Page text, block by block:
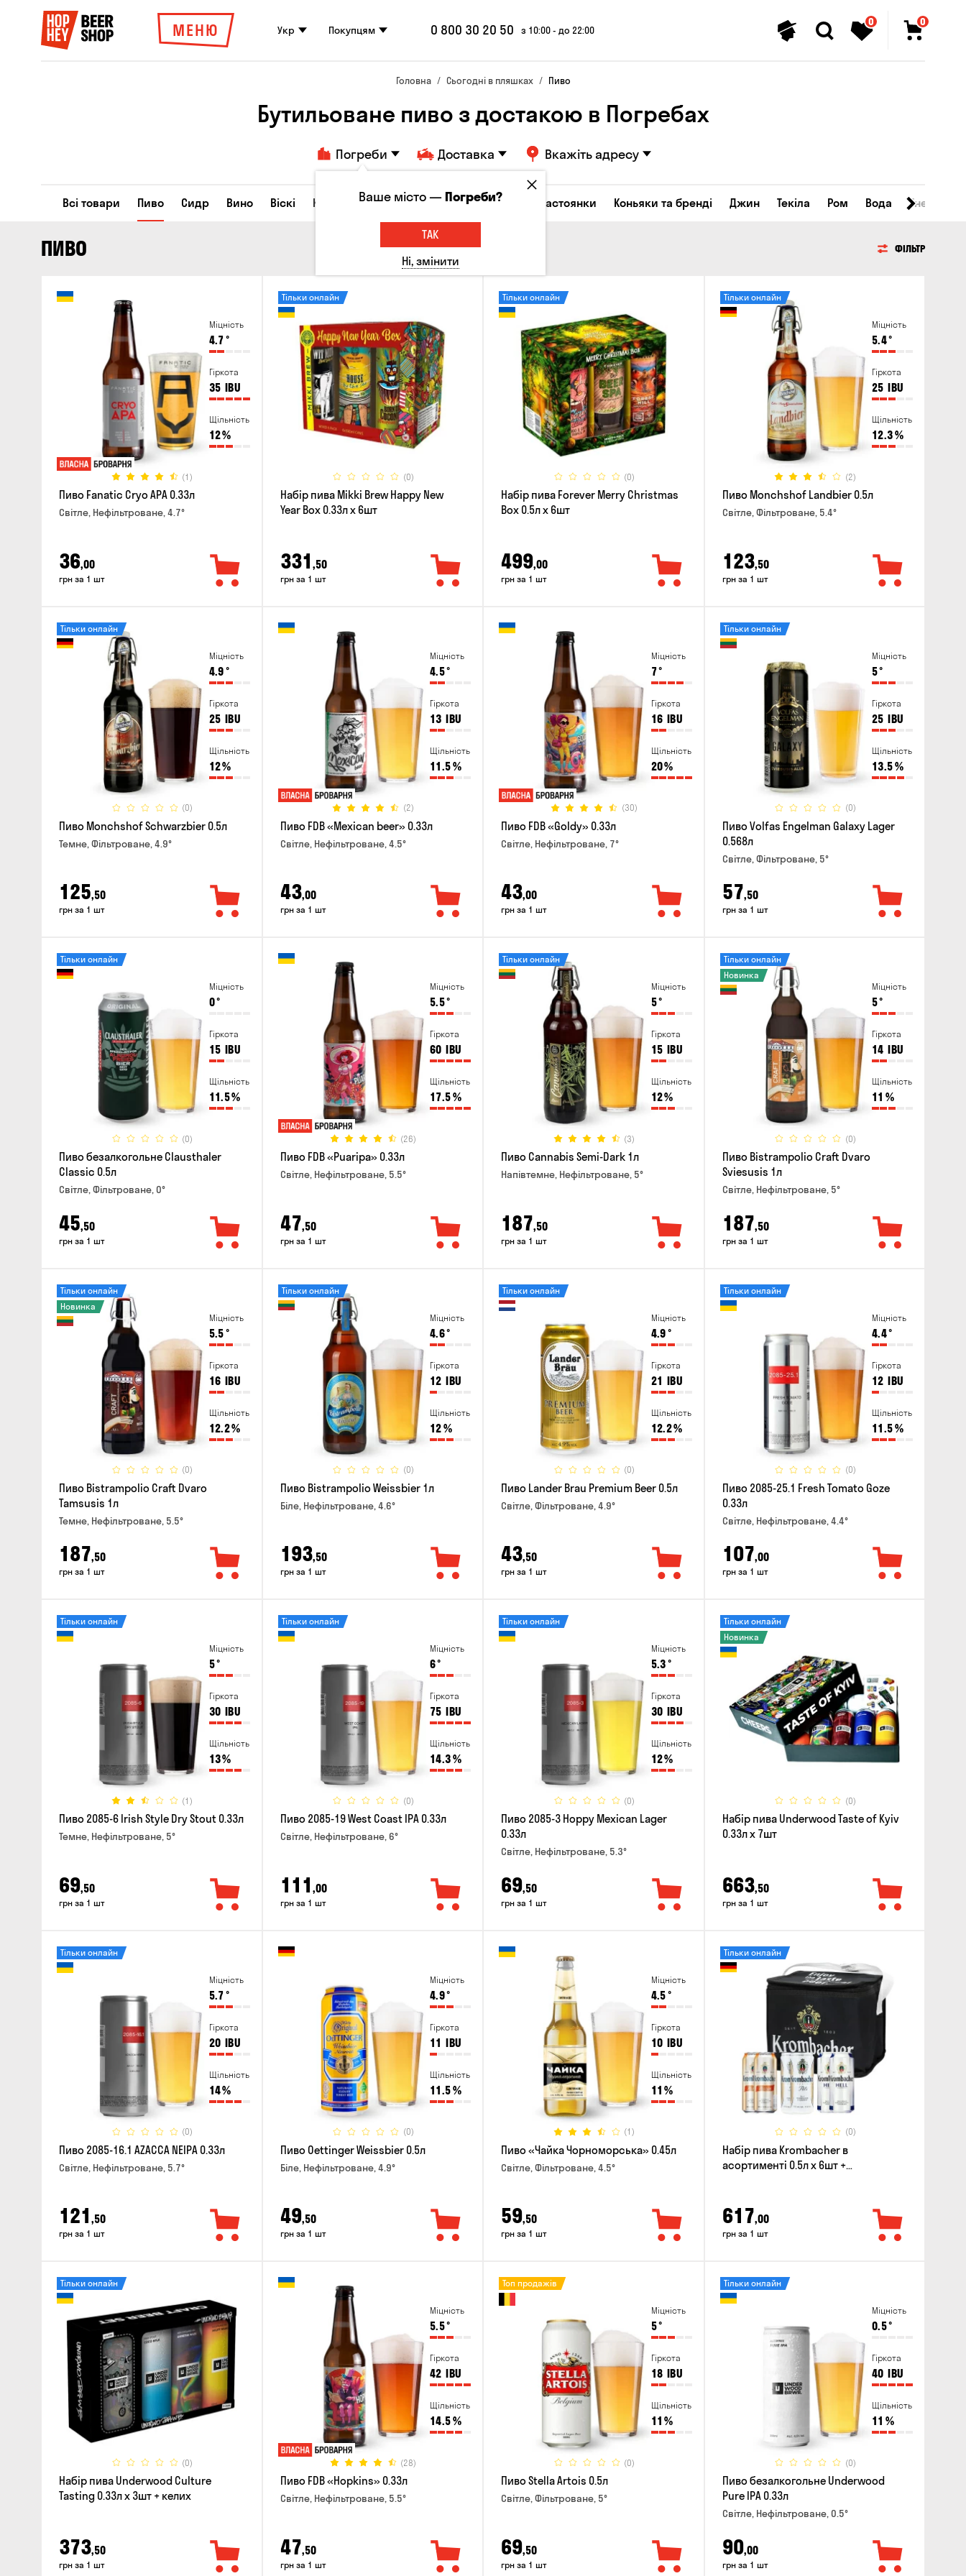
МЕНЮ Укр Покупцям 0 800 30 20 50 з 10:00 - до 22:00
0 0
Головна Сьогодні в пляшках Пиво
Бутильоване пиво з достакою в Погребах
Погреби Доставка Вкажіть адресу
Всі товари Пиво Сидр Вино Віскі Коктейлі Горілка Соджу Лікери та настоянки Коньяки та бренді Джин Текіла Ром Вода
ПИВО ФІЛЬТР
Міцність
4.7°
Гіркота
35 IBU
Щільність
12%
(1)
Пиво Fanatic Cryo APA 0.33л
Світле, Нефільтроване, 4.7°
36,00
грн за 1 шт
(0)
Тільки онлайн
Набір пива Mikki Brew Happy New
Year Box 0.33л x 6шт
331 ,50
грн за 1 шт
(0)
Тільки онлайн
Набір пива Forever Merry Christmas
Box 0.5л x 6шт
499,00
грн за 1 шт
Міцність
5.4°
Гіркота
25 IBU
Щільність
12.3%
(2)
Тільки онлайн
Пиво Monchshof Landbier 0.5л
Світле, Фільтроване, 5.4°
123,50
грн за 1 шт
Міцність
4.9°
Гіркота
25 IBU
Щільність
12%
(0)
Тільки онлайн
Пиво Monchshof Schwarzbier 0.5л
Темне, Фільтроване, 4.9°
125,50
грн за 1 шт
Міцність
4.5°
Гіркота
13 IBU
Щільність
11.5%
(2)
Пиво FDB «Mexican beer» 0.33л
Світле, Нефільтроване, 4.5°
43,00
грн за 1 шт
Міцність
7°
Гіркота
16 IBU
Щільність
20%
(30)
Пиво FDB «Goldy» 0.33л
Світле, Нефільтроване, 7°
43,00
грн за 1 шт
Міцність
5°
Гіркота
25 IBU
Щільність
13.5%
(0)
Тільки онлайн
Пиво Volfas Engelman Galaxy Lager
0.568л
Світле, Фільтроване, 5°
57,50
грн за 1 шт
Міцність
0°
Гіркота
15 IBU
Щільність
11.5%
(0)
Тільки онлайн
Пиво безалкогольне Clausthaler
Classic 0.5л
Світле, Фільтроване, 0°
45,50
грн за 1 шт
Міцність
5.5°
Гіркота
60 IBU
Щільність
17.5%
(26)
Пиво FDB «Puaripa» 0.33л
Світле, Нефільтроване, 5.5°
47,50
грн за 1 шт
Міцність
5°
Гіркота
15 IBU
Щільність
12%
(3)
Тільки онлайн
Пиво Cannabis Semi-Dark 1л
Напівтемне, Нефільтроване, 5°
187,50
грн за 1 шт
Міцність
5°
Гіркота
14 IBU
Щільність
11 %
(0)
Тільки онлайн
Новинка
Пиво Bistrampolio Craft Dvaro
Sviesusis 1л
Світле, Нефільтроване, 5°
187,50
грн за 1 шт
Міцність
5.5°
Гіркота
16 IBU
Щільність
12.2%
(0)
Тільки онлайн
Новинка
Пиво Bistrampolio Craft Dvaro
Tamsusis 1л
Темне, Нефільтроване, 5.5°
187,50
грн за 1 шт
Міцність
4.6°
Гіркота
12 IBU
Щільність
12%
(0)
Тільки онлайн
Пиво Bistrampolio Weissbier 1л
Біле, Нефільтроване, 4.6°
193,50
грн за 1 шт
Міцність
4.9°
Гіркота
21 IBU
Щільність
12.2%
(0)
Тільки онлайн
Пиво Lander Brau Premium Beer 0.5л
Світле, Фільтроване, 4.9°
43,50
грн за 1 шт
Міцність
4.4°
Гіркота
12 IBU
Щільність
11.5%
(0)
Тільки онлайн
Пиво 2085-25.1 Fresh Tomato Goze
0.33л
Світле, Нефільтроване, 4.4°
107,00
грн за 1 шт
Міцність
5°
Гіркота
30 IBU
Щільність
13%
(1)
Тільки онлайн
Пиво 2085-6 Irish Style Dry Stout 0.33л
Темне, Нефільтроване, 5°
69,50
грн за 1 шт
Міцність
6°
Гіркота
75 IBU
Щільність
14.3%
(0)
Тільки онлайн
Пиво 2085-19 West Coast IPA 0.33л
Світле, Нефільтроване, 6°
111 ,00
грн за 1 шт
Міцність
5.3°
Гіркота
30 IBU
Щільність
12%
(0)
Тільки онлайн
Пиво 2085-3 Hoppy Mexican Lager
0.33л
Світле, Нефільтроване, 5.3°
69,50
грн за 1 шт
(0)
Тільки онлайн
Новинка
Набір пива Underwood Taste of Kyiv
0.33л x 7шт
663,50
грн за 1 шт
Міцність
5.7°
Гіркота
20 IBU
Щільність
14%
(0)
Тільки онлайн
Пиво 2085-16.1 AZACCA NEIPA 0.33л
Світле, Нефільтроване, 5.7°
121 ,50
грн за 1 шт
Міцність
4.9°
Гіркота
11 IBU
Щільність
11.5%
(0)
Пиво Oettinger Weissbier 0.5л
Біле, Нефільтроване, 4.9°
49,50
грн за 1 шт
Міцність
4.5°
Гіркота
10 IBU
Щільність
11 %
(1)
Пиво «Чайка Чорноморська» 0.45л
Світле, Фільтроване, 4.5°
59,50
грн за 1 шт
(0)
Тільки онлайн
Набір пива Krombacher в
асортименті 0.5л х 6шт +
617,00
грн за 1 шт
(0)
Тільки онлайн
Набір пива Underwood Culture
Tasting 0.33л x 3шт + келих
373,50
грн за 1 шт
Міцність
5.5°
Гіркота
42 IBU
Щільність
14.5%
(28)
Пиво FDB «Hopkins» 0.33л
Світле, Нефільтроване, 5.5°
47,50
грн за 1 шт
Міцність
5°
Гіркота
18 IBU
Щільність
11 %
(0)
Топ продажів
Пиво Stella Artois 0.5л
Світле, Фільтроване, 5°
69,50
грн за 1 шт
Міцність
0.5°
Гіркота
40 IBU
Щільність
11 %
(0)
Тільки онлайн
Пиво безалкогольне Underwood
Pure IPA 0.33л
Світле, Нефільтроване, 0.5°
90,00
грн за 1 шт
Ваше місто —Погреби?
ТАК
Ні, змінити